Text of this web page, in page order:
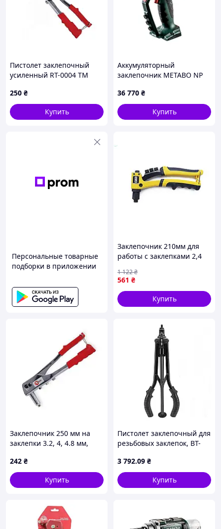
Пистолет заклепочный
усиленный RT-0004 ТМ
250 ₴
Купить
Аккумуляторный
заклепочник METABO NP
MetaLoc
36 770 ₴
Купить
Персональные товарные
подборки в приложении
Заклепочник 210мм для
работы с заклепками 2,4
хромованадиевая сталь
жёлто-чёрный
561 ₴
1 122₴
Купить
Заклепочник 250 мм на
заклепки 3.2, 4, 4.8 мм,
242 ₴
Купить
Пистолет заклепочный для
резьбовых заклепок, BT-
3 792.09 ₴
Купить